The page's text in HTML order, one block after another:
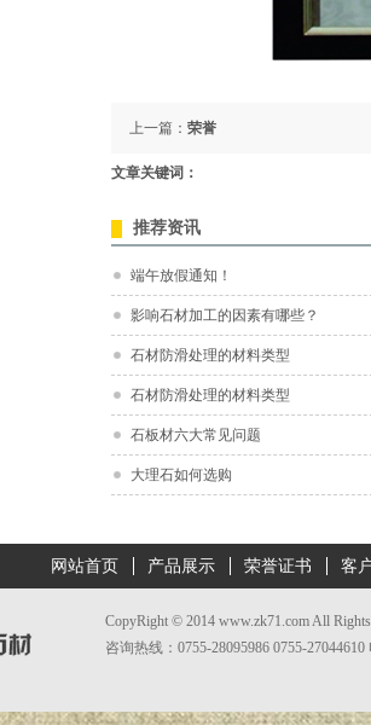
上一篇： 荣誉
文章关键词：
推荐资讯
端午放假通知！
影响石材加工的因素有哪些？
石材防滑处理的材料类型
石材防滑处理的材料类型
石板材六大常见问题
大理石如何选购
网站首页 产品展示 荣誉证书 客
CopyRight © 2014 www.zk71.com All
咨询热线：0755-28095986 0755-